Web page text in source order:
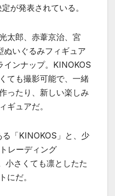
が発表されている。
太郎、赤葦京治、宮
いぐるみフィギュア
インナップ。KINOKOS
ても撮影可能で、一緒
ったり、新しい楽しみ
ギュアだ。
「KINOKOS」と、少
レーディング
小さくても凛としたた
にだ。